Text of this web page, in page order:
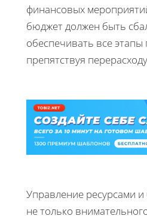
финансовых
бюджет должен быть
обеспечивать все этапы
препятствуя
Управление ресурсами
не только